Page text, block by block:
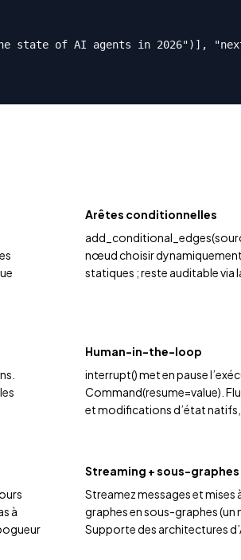
state of AI agents in 2026")],
Arêtes conditionnelles
nœud choisir dynamiquement
statiques ; reste auditable via
Human-in-the-loop
interrupt() met en pause
Command(resume=value).
et modifications d’état
à
Streaming + sous-graphes
Streamez messages et mises
graphes en sous-graphes
Supporte des architectures